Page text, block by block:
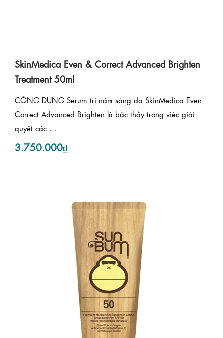
SkinMedica Even & Correct Advanced Brighten
Treatment 50ml
CÔNG DỤNG Serum trị nám sáng da SkinMedica Even
Correct Advanced Brighten là bậc thầy trong việc giải
quyết các ...
3.750.000₫